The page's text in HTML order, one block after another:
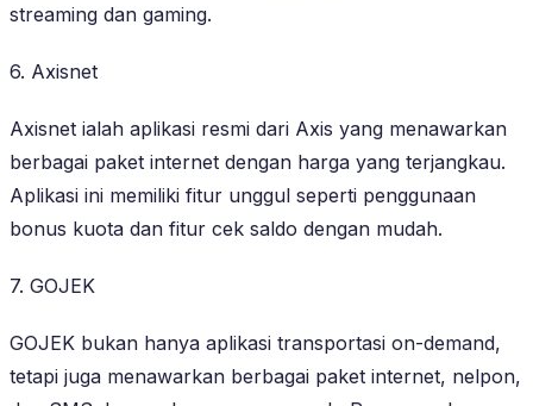
streaming dan gaming.
6. Axisnet
Axisnet ialah aplikasi resmi dari Axis yang menawarkan
berbagai paket internet dengan harga yang terjangkau.
Aplikasi ini memiliki fitur unggul seperti penggunaan
bonus kuota dan fitur cek saldo dengan mudah.
7. GOJEK
GOJEK bukan hanya aplikasi transportasi on-demand,
tetapi juga menawarkan berbagai paket internet, nelpon,